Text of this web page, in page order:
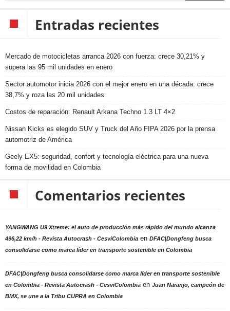
Entradas recientes
Mercado de motocicletas arranca 2026 con fuerza: crece 30,21% y
supera las 95 mil unidades en enero
Sector automotor inicia 2026 con el mejor enero en una década: crece
38,7% y roza las 20 mil unidades
Costos de reparación: Renault Arkana Techno 1.3 LT 4×2
Nissan Kicks es elegido SUV y Truck del Año FIPA 2026 por la prensa
automotriz de América
Geely EX5: seguridad, confort y tecnología eléctrica para una nueva
forma de movilidad en Colombia
Comentarios recientes
YANGWANG U9 Xtreme: el auto de producción más rápido del mundo alcanza
496,22 km/h - Revista Autocrash - CesviColombia en DFAC|Dongfeng busca
consolidarse como marca líder en transporte sostenible en Colombia
DFAC|Dongfeng busca consolidarse como marca líder en transporte sostenible
en Colombia - Revista Autocrash - CesviColombia en Juan Naranjo, campeón de
BMX, se une a la Tribu CUPRA en Colombia